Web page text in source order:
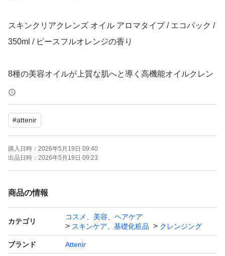
スキンクリアクレンズ オイル アロマタイプ / エコパック /
350ml / ピースフルオレンジの香り
8種の美容オイルが上質な肌へと導く高機能オイルクレン
ジング
【商品名】スキンクリアクレンズオイル ピースフルオレ
ンジ エコパック
【購入日】2026年5月
【商品の状態】新品未使用
#attenir
購入日時： 2026年5月19日 09:40
出品日時： 2026年5月19日 09:23
商品の情報
カテゴリ
コスメ、美容、ヘアケア
スキンケア、基礎化粧品
クレンジング
ブランド Attenir